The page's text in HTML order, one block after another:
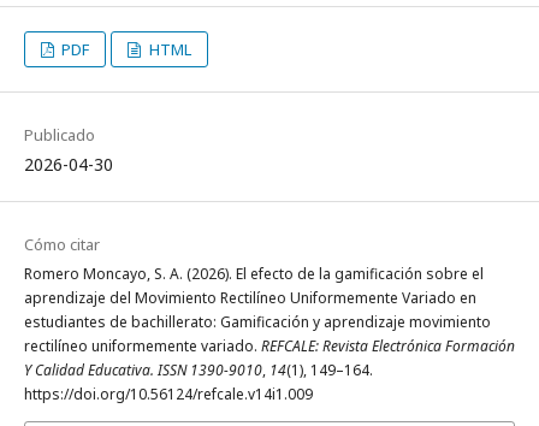
PDF HTML
Publicado
2026-04-30
Cómo citar
Romero Moncayo, S. A. (2026). El efecto de la gamificación sobre el
aprendizaje del Movimiento Rectilíneo Uniformemente Variado en
estudiantes de bachillerato: Gamificación y aprendizaje movimiento
rectilíneo uniformemente variado. REFCALE: Revista Electrónica Formación
Y Calidad Educativa. ISSN 1390-9010, 14(1), 149–164.
https://doi.org/10.56124/refcale.v14i1.009